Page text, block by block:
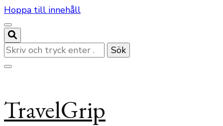
Hoppa till innehåll
Letar
du
efter
TravelGrip